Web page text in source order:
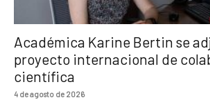
Académica Karine Bertin se
proyecto internacional de
científica
4 de agosto de 2026